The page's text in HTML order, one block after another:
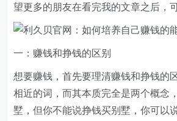
望更多的朋友在看完我的文章之后，
一：赚钱和挣钱的区别
想要赚钱，首先要理清赚钱和挣钱的
相近的词，而其本质完全是两个概念
墅，但你不能说挣钱买别墅，你可以